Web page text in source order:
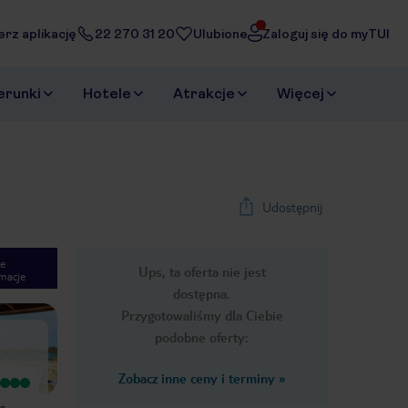
aplikację 22 270 31 20 Ulubione Zaloguj się do myTUI
Hotele Atrakcje Więcej
Udostępnij
Ups, ta oferta nie jest
dostępna.
Przygotowaliśmy dla Ciebie
podobne oferty:
Zobacz inne ceny i terminy »
Next slide
1/22